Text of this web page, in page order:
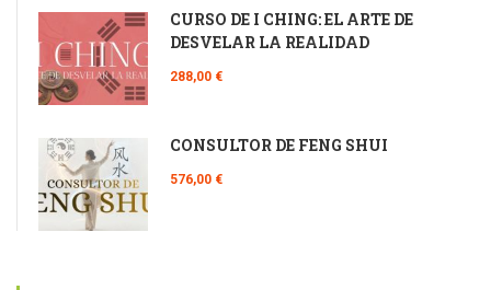
CURSO DE I CHING: EL ARTE DE
DESVELAR LA REALIDAD
288,00 €
CONSULTOR DE FENG SHUI
576,00 €